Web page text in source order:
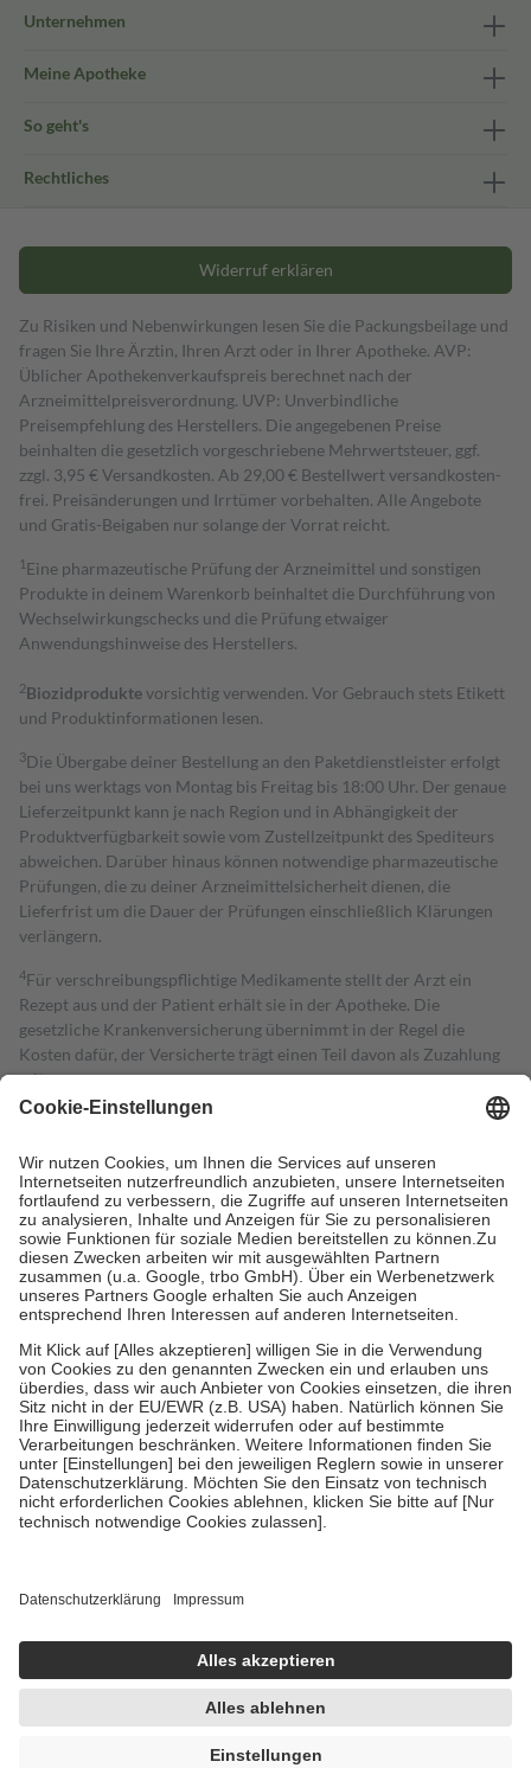
Unternehmen
Meine Apotheke
So geht's
Rechtliches
Widerruf erklären
Zu Risiken und Nebenwirkungen lesen Sie die Packungsbeilage und
fragen Sie Ihre Ärztin, Ihren Arzt oder in Ihrer Apotheke. AVP:
Üblicher Apothekenverkaufspreis berechnet nach der
Arzneimittelpreisverordnung. UVP: Unverbindliche
Preisempfehlung des Herstellers. Die angegebenen Preise
beinhalten die gesetzlich vorgeschriebene Mehrwertsteuer, ggf.
zzgl. 3,95 € Versandkosten. Ab 29,00 € Bestell­wert versand­kosten­
frei. Preisänderungen und Irrtümer vorbehalten. Alle Angebote
und Gratis-Beigaben nur solange der Vorrat reicht.
1 Eine pharmazeutische Prüfung der Arzneimittel und sonstigen
Produkte in deinem Warenkorb beinhaltet die Durchführung von
Wechselwirkungschecks und die Prüfung etwaiger
Anwendungshinweise des Herstellers.
2Biozidproduktevorsichtig verwenden. Vor Gebrauch stets Etikett
und Produktinformationen lesen.
3Die Übergabe deiner Bestellung an den Paketdienstleister erfolgt
bei uns werktags von Montag bis Freitag bis 18:00 Uhr. Der genaue
Lieferzeitpunkt kann je nach Region und in Abhängigkeit der
Produktverfügbarkeit sowie vom Zustellzeitpunkt des Spediteurs
abweichen. Darüber hinaus können notwendige pharmazeutische
Prüfungen, die zu deiner Arzneimittelsicherheit dienen, die
Lieferfrist um die Dauer der Prüfungen einschließlich Klärungen
verlängern.
4Für verschreibungspflichtige Medikamente stellt der Arzt ein
Rezept aus und der Patient erhält sie in der Apotheke. Die
gesetzliche Krankenversicherung übernimmt in der Regel die
Kosten dafür, der Versicherte trägt einen Teil davon als Zuzahlung
mit.
Grundsätzlich leisten Mitglieder Zuzahlungen in Höhe von zehn
höchstens zehn Euro.
Es sind jedoch nie mehr als die tatsächlichen
Kosten der Leistung zu entrichten.
Diese Regeln gelten grundsätzlich auch für Online-Apotheken.
Bei Heilmitteln und häuslicher Krankenpflege beträgt die
Zuzahlung zehn Prozent der Kosten sowie zehn Euro je
Verordnung.
Um das Engagement der Versicherten für ihre eigene Gesundheit zu
stärken und die besondere Stellung der Familie zu unterstützen,
fallenkeine Zuzahlungenan bei:
• Kindern und Jugendlichen bis zum vollendeten 18. Lebensjahr
mit Ausnahme der Fahrkosten
• Untersuchungen zur Vorsorge und Früherkennung, die von der
GKV getragen werden
• empfohlenen Schutzimpfungen
• Harn- und Blutteststreifen
getroffen, um sicherzustellen, dass es sich um echte Bewertungen
https://help.etrusted.com/hc/de/articles/4419944605341
Einige Bilder und Inhalte wurden unter Zuhilfenahme künstlicher